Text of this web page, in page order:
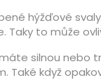
hýžďové
Taky to může
silnou nebo
Také když